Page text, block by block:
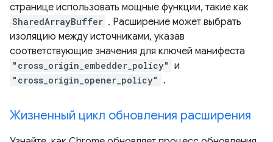
странице использовать мощные функции, такие как
SharedArrayBuffer . Расширение может выбрать
изоляцию между источниками, указав
соответствующие значения для ключей манифеста
"cross_origin_embedder_policy" и
"cross_origin_opener_policy" .
Жизненный цикл обновления расширения